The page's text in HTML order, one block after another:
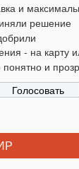
и
решение
- на карту
и